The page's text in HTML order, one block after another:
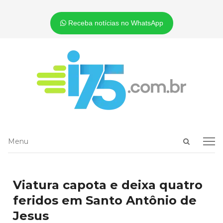
Receba notícias no WhatsApp
Open
Menu
Menu
Viatura capota e deixa quatro
feridos em Santo Antônio de
Jesus